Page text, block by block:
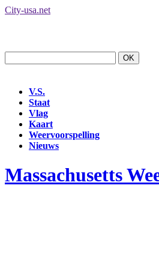
City-usa.net
V.S.
Staat
Vlag
Kaart
Weervoorspelling
Nieuws
Massachusetts